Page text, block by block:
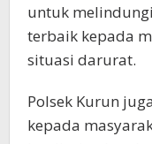
untuk
terbaik kepada
situasi darurat.
Polsek Kurun
kepada